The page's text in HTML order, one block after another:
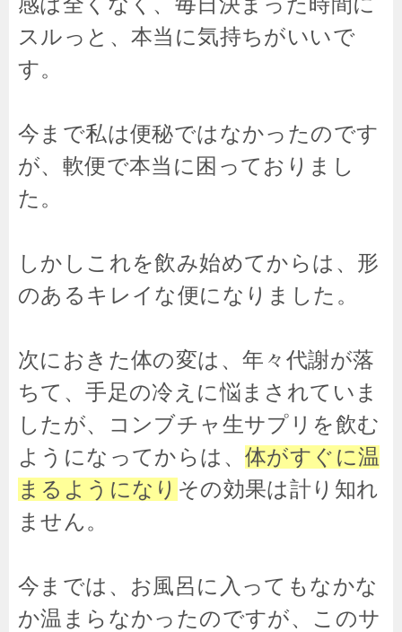
スルっと、本当に気持ちがいいで
す。
今まで私は便秘ではなかったのです
が、軟便で本当に困っておりまし
た。
しかしこれを飲み始めてからは、形
のあるキレイな便になりました。
次におきた体の変は、 年々代謝が落
ちて、手足の冷えに悩まされていま
したが、コンブチャ生サプリを飲む
ようになってからは、 体がすぐに温
まるようになり その効果は計り知れ
ません。
今までは、お風呂に入ってもなかな
か温まらなかったのですが、このサ